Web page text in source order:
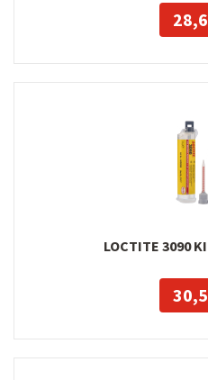
LOCTITE 3090